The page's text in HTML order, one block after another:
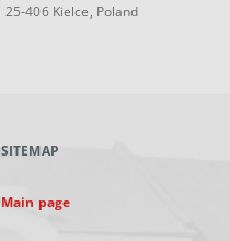
25-406 Kielce, Poland
SITEMAP
Main page